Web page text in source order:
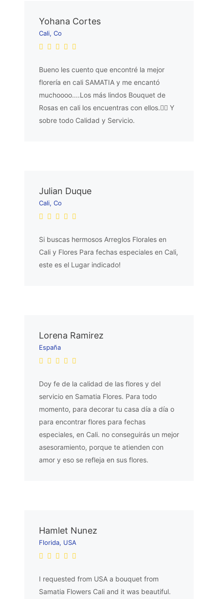
Yohana Cortes
Cali, Co
Bueno les cuento que encontré la mejor
florería en cali SAMATIA y me encantó
muchoooo....Los más lindos Bouquet de
Rosas en cali los encuentras con ellos.👌🏼 Y
sobre todo Calidad y Servicio.
Julian Duque
Cali, Co
Si buscas hermosos Arreglos Florales en
Cali y Flores Para fechas especiales en Cali,
este es el Lugar indicado!
Lorena Ramirez
España
Doy fe de la calidad de las flores y del
servicio en Samatia Flores. Para todo
momento, para decorar tu casa día a día o
para encontrar flores para fechas
especiales, en Cali. no conseguirás un mejor
asesoramiento, porque te atienden con
amor y eso se refleja en sus flores.
Hamlet Nunez
Florida, USA
I requested from USA a bouquet from
Samatia Flowers Cali and it was beautiful.